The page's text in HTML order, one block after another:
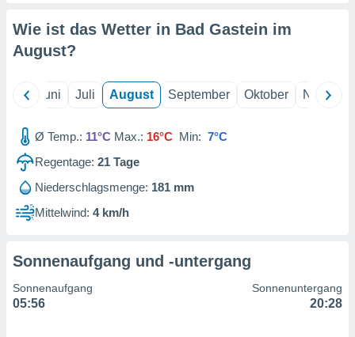
durch
von
zur
Inhalten.
und
Inhalte,
Wie ist das Wetter in Bad Gastein im
August?
Juni Juli August September Oktober
Ø Temp.: 11°C Max.: 16°C Min: 7°C
Regentage: 21 Tage
Niederschlagsmenge: 181 mm
Mittelwind: 4 km/h
Sonnenaufgang und -untergang
Sonnenaufgang
05:56
Sonnenuntergang
20:28